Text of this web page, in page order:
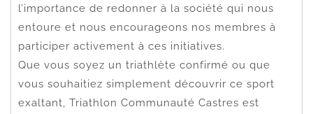
l’importance de redonner à la société qui nous
entoure et nous encourageons nos membres à
participer activement à ces initiatives.
Que vous soyez un triathlète confirmé ou que
vous souhaitiez simplement découvrir ce sport
exaltant, Triathlon Communauté Castres est